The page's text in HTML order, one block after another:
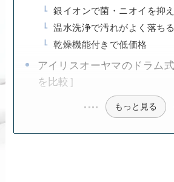
銀イオンで菌・ニオイを抑
温水洗浄で汚れがよく落ちる
乾燥機能付きで低価格
アイリスオーヤマのドラム
を比較］
もっと見る